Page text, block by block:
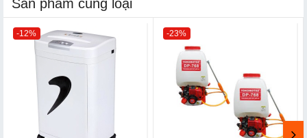
Sản phẩm cùng loại
-12% -23%